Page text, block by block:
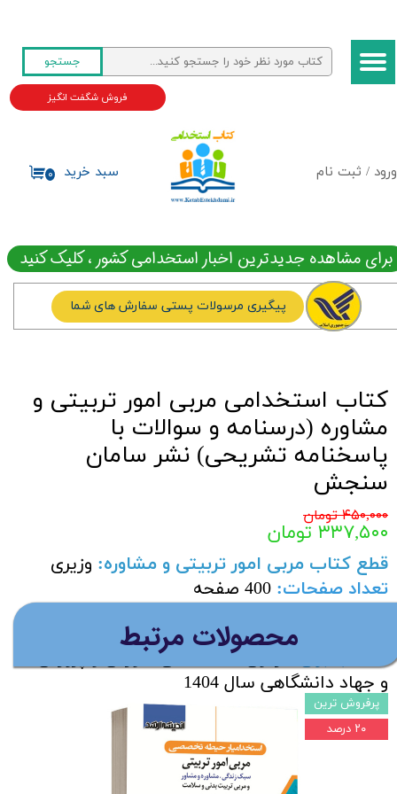
ورود / ثبت نام
حساب کاربری من
تغییر گذر واژه
جستجو
۰ سبد خرید
فروش شگفت انگیز
برای مشاهده جدیدترین اخبار استخدامی کشور ، کلیک کنید
پیگیری مرسولات پستی سفارش های شما
کتاب استخدامی مربی امور تربیتی و
مشاوره (درسنامه و سوالات با
پاسخنامه تشریحی) نشر سامان
سنجش
۴۵۰,۰۰۰ تومان
۳۳۷,۵۰۰ تومان
قطع کتاب مربی امور تربیتی و مشاوره: وزیری
تعداد صفحات: 400 صفحه
آخرین چاپ ناشر ویژه آزمون 1404
آزمون استخدامی آموزش و پرورش
و جهاد دانشگاهی سال 1404
ویژگی کتاب مربی امور تربیتی و مشاوره:
-شرح و خلاصه درس،معرفی نکات برتر،
منابع و آزمون ها
​محصولات مرتبط
پرفروش ترین
۲۰ درصد